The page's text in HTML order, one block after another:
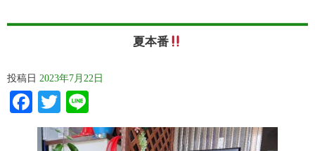
夏本番
投稿日 2023年7月22日
Facebook
Twitter